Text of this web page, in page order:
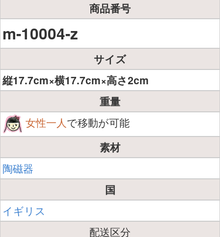
商品番号
m-10004-z
サイズ
縦17.7cm×横17.7cm×高さ2cm
重量
女性一人で移動が可能
素材
陶磁器
国
イギリス
配送区分